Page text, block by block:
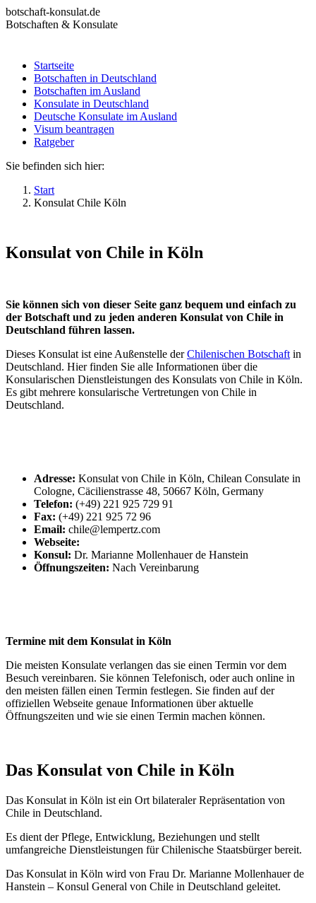
Zum
Inhalt
botschaft-konsulat.de
Botschaften & Konsulate
Startseite
Botschaften in Deutschland
Botschaften im Ausland
Konsulate in Deutschland
Deutsche Konsulate im Ausland
Visum beantragen
Ratgeber
Startseite
Botschaften in Deutschland
Botschaften im Ausland
Konsulate in Deutschland
Deutsche Konsulate im Ausland
Visum beantragen
Ratgeber
Sie befinden sich hier:
Start
Konsulat Chile Köln
Konsulat von Chile in Köln
Sie können sich von dieser Seite ganz bequem und einfach zu
der Botschaft und zu jeden anderen Konsulat von Chile in
Deutschland führen lassen.
Dieses Konsulat ist eine Außenstelle derChilenischen Botschaft in
Deutschland. Hier finden Sie alle Informationen über die
Konsularischen Dienstleistungen des Konsulats von Chile in Köln.
Es gibt mehrere konsularische Vertretungen von Chile in
Deutschland.
Adresse: Konsulat von Chile in Köln, Chilean Consulate in
Cologne, Cäcilienstrasse 48, 50667 Köln, Germany
Telefon: (+49) 221 925 729 91
Fax: (+49) 221 925 72 96
Email: chile@lempertz.com
Webseite:
Konsul: Dr. Marianne Mollenhauer de Hanstein
Öffnungszeiten: Nach Vereinbarung
Termine mit dem Konsulat in Köln
Die meisten Konsulate verlangen das sie einen Termin vor dem
Besuch vereinbaren. Sie können Telefonisch, oder auch online in
den meisten fällen einen Termin festlegen. Sie finden auf der
offiziellen Webseite genaue Informationen über aktuelle
Öffnungszeiten und wie sie einen Termin machen können.
Das Konsulat von Chile in Köln
Das Konsulat in Köln ist ein Ort bilateraler Repräsentation von
Chile in Deutschland.
Es dient der Pflege, Entwicklung, Beziehungen und stellt
umfangreiche Dienstleistungen für Chilenische Staatsbürger bereit.
Das Konsulat in Köln wird von Frau Dr. Marianne Mollenhauer de
Hanstein – Konsul General von Chile in Deutschland geleitet.